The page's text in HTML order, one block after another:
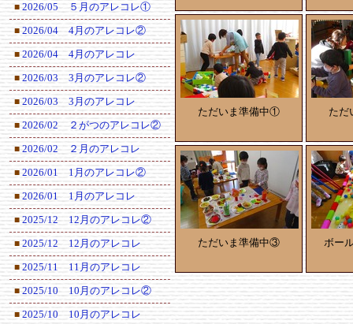
■ 2026/05 ５月のアレコレ①
■ 2026/04 4月のアレコレ②
■ 2026/04 4月のアレコレ
■ 2026/03 3月のアレコレ②
■ 2026/03 3月のアレコレ
■ 2026/02 ２がつのアレコレ②
■ 2026/02 ２月のアレコレ
■ 2026/01 1月のアレコレ②
■ 2026/01 1月のアレコレ
■ 2025/12 12月のアレコレ②
■ 2025/12 12月のアレコレ
■ 2025/11 11月のアレコレ
■ 2025/10 10月のアレコレ②
■ 2025/10 10月のアレコレ
ただいま準備中① ただ
ただいま準備中③ ボー